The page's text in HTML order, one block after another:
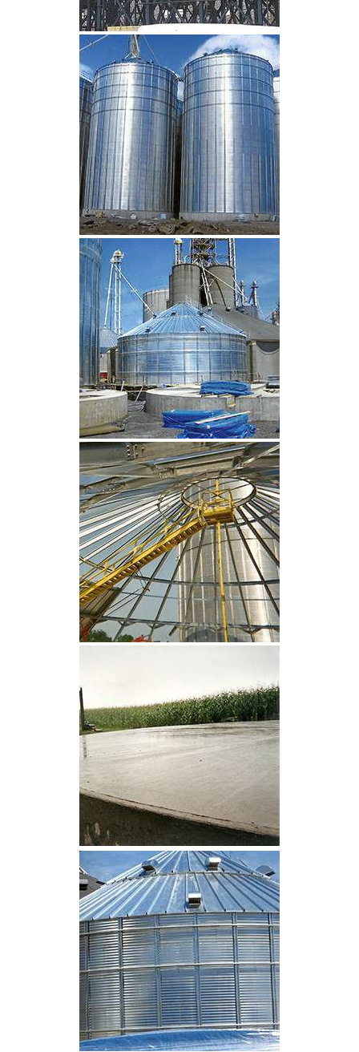
CLIQUEZ POUR AGRANDIR
CLIQUEZ POUR AGRANDIR
CLIQUEZ POUR AGRANDIR
CLIQUEZ POUR AGRANDIR
CLIQUEZ POUR AGRANDIR
CLIQUEZ POUR AGRANDIR